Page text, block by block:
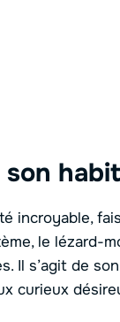
son
incroyable,
le lézard-
Il s’agit de
curieux